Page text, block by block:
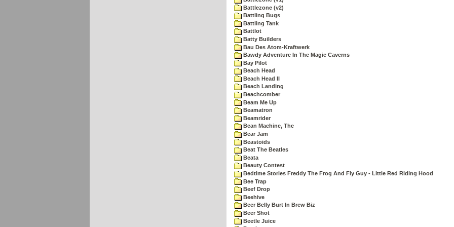
Battlezone (v2)
Battling Bugs
Battling Tank
Battlot
Batty Builders
Bau Des Atom-Kraftwerk
Bawdy Adventure In The Magic Caverns
Bay Pilot
Beach Head
Beach Head II
Beach Landing
Beachcomber
Beam Me Up
Beamatron
Beamrider
Bean Machine, The
Bear Jam
Beastoids
Beat The Beatles
Beata
Beauty Contest
Bedtime Stories Freddy The Frog And Fly Guy - Little Red Riding Hood
Bee Trap
Beef Drop
Beehive
Beer Belly Burt In Brew Biz
Beer Shot
Beetle Juice